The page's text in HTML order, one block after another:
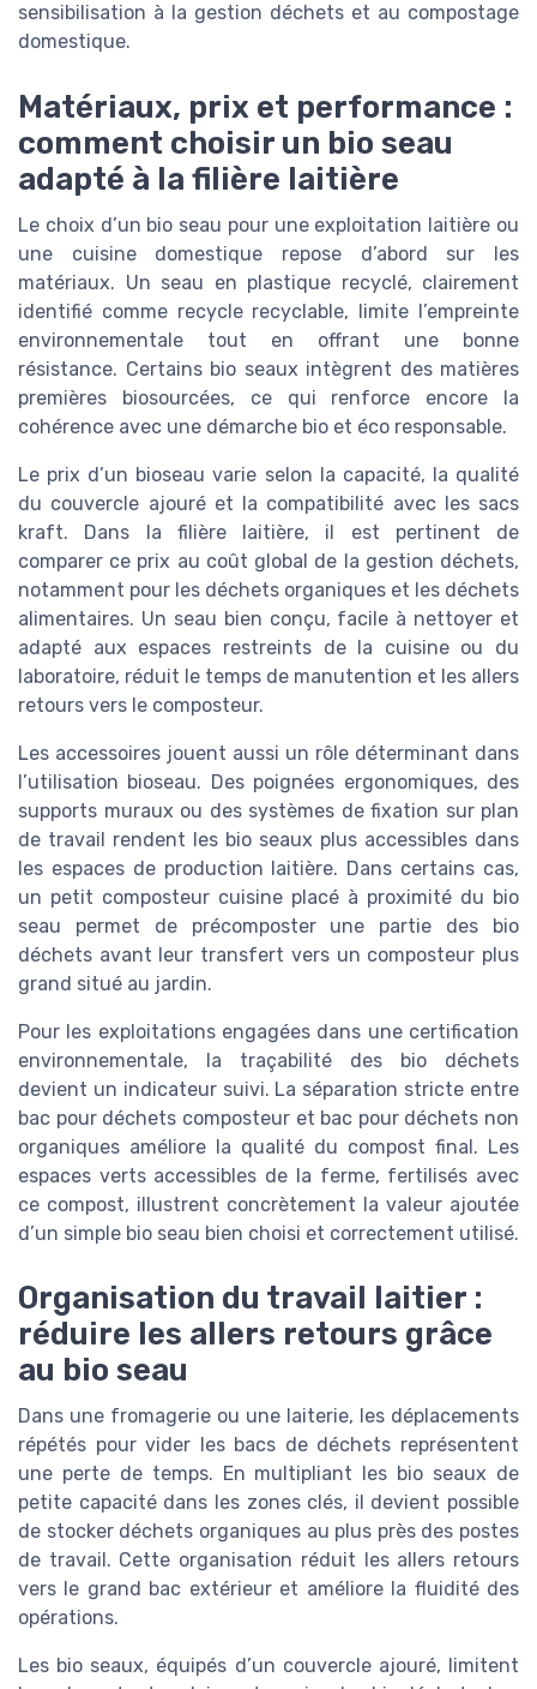
sensibilisation à la gestion déchets et au compostage
domestique.
Matériaux, prix et performance :
comment choisir un bio seau
adapté à la filière laitière
Le choix d’un bio seau pour une exploitation laitière ou
une cuisine domestique repose d’abord sur les
matériaux. Un seau en plastique recyclé, clairement
identifié comme recycle recyclable, limite l’empreinte
environnementale tout en offrant une bonne
résistance. Certains bio seaux intègrent des matières
premières biosourcées, ce qui renforce encore la
cohérence avec une démarche bio et éco responsable.
Le prix d’un bioseau varie selon la capacité, la qualité
du couvercle ajouré et la compatibilité avec les sacs
kraft. Dans la filière laitière, il est pertinent de
comparer ce prix au coût global de la gestion déchets,
notamment pour les déchets organiques et les déchets
alimentaires. Un seau bien conçu, facile à nettoyer et
adapté aux espaces restreints de la cuisine ou du
laboratoire, réduit le temps de manutention et les allers
retours vers le composteur.
Les accessoires jouent aussi un rôle déterminant dans
l’utilisation bioseau. Des poignées ergonomiques, des
supports muraux ou des systèmes de fixation sur plan
de travail rendent les bio seaux plus accessibles dans
les espaces de production laitière. Dans certains cas,
un petit composteur cuisine placé à proximité du bio
seau permet de précomposter une partie des bio
déchets avant leur transfert vers un composteur plus
grand situé au jardin.
Pour les exploitations engagées dans une certification
environnementale, la traçabilité des bio déchets
devient un indicateur suivi. La séparation stricte entre
bac pour déchets composteur et bac pour déchets non
organiques améliore la qualité du compost final. Les
espaces verts accessibles de la ferme, fertilisés avec
ce compost, illustrent concrètement la valeur ajoutée
d’un simple bio seau bien choisi et correctement utilisé.
Organisation du travail laitier :
réduire les allers retours grâce
au bio seau
Dans une fromagerie ou une laiterie, les déplacements
répétés pour vider les bacs de déchets représentent
une perte de temps. En multipliant les bio seaux de
petite capacité dans les zones clés, il devient possible
de stocker déchets organiques au plus près des postes
de travail. Cette organisation réduit les allers retours
vers le grand bac extérieur et améliore la fluidité des
opérations.
Les bio seaux, équipés d’un couvercle ajouré, limitent